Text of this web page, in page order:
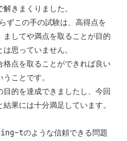
きまくりました。
ずこの手の試験は、高得点を
ましてや満点を取ることが目的
思っていません。
格点を取ることができれば良い
ことです。
目的を達成できましたし、今回
果には十分満足しています。
tのような信頼できる問題